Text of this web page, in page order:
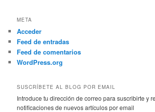
META
Acceder
Feed de entradas
Feed de comentarios
WordPress.org
SUSCRÍBETE AL BLOG POR EMAIL
Introduce tu dirección de correo para suscribirte y
notificaciones de nuevos artículos por email